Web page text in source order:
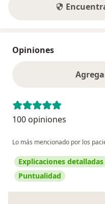
Opiniones
100 opiniones
Lo más mencionado por los
Explicaciones detalladas
Puntualidad